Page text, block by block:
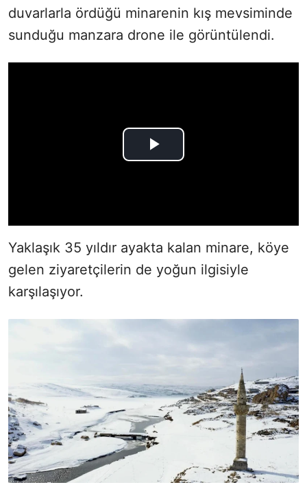
duvarlarla ördüğü minarenin kış mevsiminde
sunduğu manzara drone ile görüntülendi.
Yaklaşık 35 yıldır ayakta kalan minare, köye
gelen ziyaretçilerin de yoğun ilgisiyle
karşılaşıyor.